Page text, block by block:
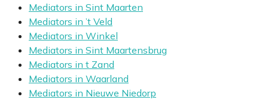
Mediators in Sint Maarten
Mediators in ’t Veld
Mediators in Winkel
Mediators in Sint Maartensbrug
Mediators in t Zand
Mediators in Waarland
Mediators in Nieuwe Niedorp